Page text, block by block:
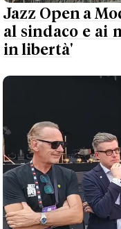
Jazz Open a
al sindaco e ai
in libertà'